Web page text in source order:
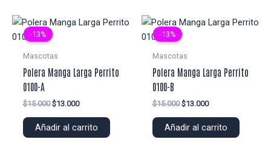
-13%
Mascotas
Polera Manga Larga Perrito
0100-A
$15.000 El
original
era:
$13.000El
actual
es:
Añadir al carrito
-13%
Mascotas
Polera Manga Larga Perrito
0100-B
$15.000 El
original
era:
$13.000El
actual
es:
Añadir al carrito